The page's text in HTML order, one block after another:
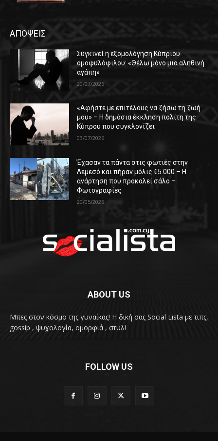
ΑΠΟΨΕΙΣ
Συγκινεί η εξομολόγηση Κύπριου
ομοφυλόφιλου: «Θέλω μόνο μια αληθινή
αγάπη»
20/07/2026
«Αφήστε με επιτέλους να ζήσω τη ζωή
μου» – Η δημόσια έκκληση πολίτη της
Κύπρου που συγκλονίζει
03/07/2026
Έχασαν τα πάντα στις φωτιές στην
Λεμεσό και πήραν μόλις €5.000 – Η
ανάρτηση που προκαλεί σάλο –
Φωτογραφίες
20/05/2026
ABOUT US
Μπες στον κόσμο της γυναίκας! H δική σας Social Lista με τιπς,
gossip , ψυχολογία, ομορφιά , στυλ!
FOLLOW US